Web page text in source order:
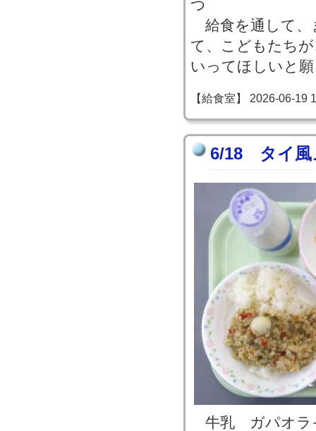
つ
給食を通して、
て、こどもたち
いってほしいと
【給食室】 2026-06-19
6/18 タイ風
牛乳 ガパオラ